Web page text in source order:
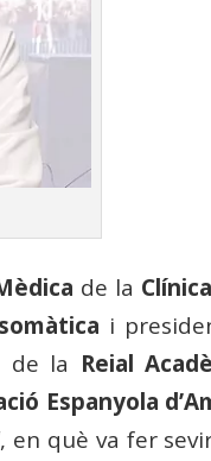
de la
i
de la Reial
Espanyola
, en què va fer